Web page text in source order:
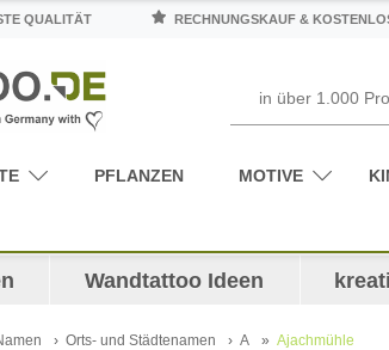
QUALITÄT RECHNUNGSKAUF &
PFLANZEN MOTIVE
Wandtattoo Ideen
Orts- und Städtenamen A Ajachmühle